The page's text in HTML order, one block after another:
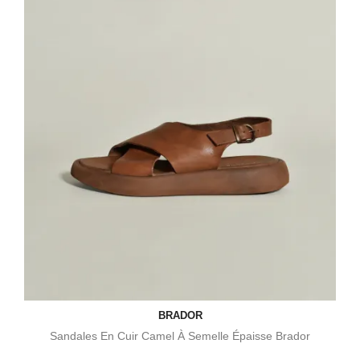
BRADOR
Sandales En Cuir Camel À Semelle Épaisse Brador